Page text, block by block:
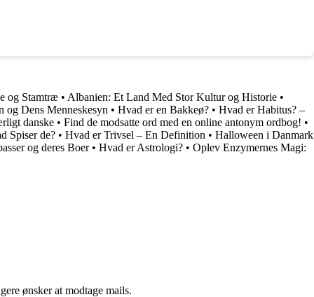
og Stamtræ • Albanien: Et Land Med Stor Kultur og Historie •
og Dens Menneskesyn • Hvad er en Bakkeø? • Hvad er Habitus? –
danske • Find de modsatte ord med en online antonym ordbog! •
Spiser de? • Hvad er Trivsel – En Definition • Halloween i Danmark
og deres Boer• Hvad er Astrologi? • Oplev Enzymernes Magi:
ønsker at modtage mails.